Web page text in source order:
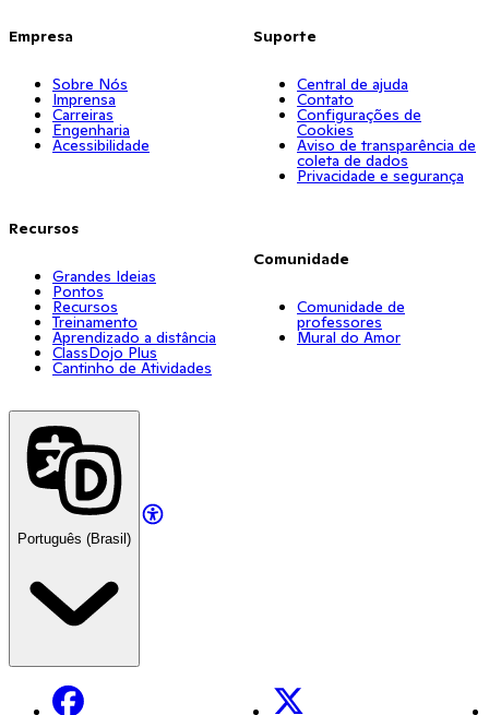
Empresa
Sobre Nós
Imprensa
Carreiras
Engenharia
Acessibilidade
Recursos
Grandes Ideias
Pontos
Recursos
Treinamento
Aprendizado a distância
ClassDojo Plus
Cantinho de Atividades
Suporte
Central de ajuda
Contato
Configurações de
Cookies
Aviso de transparência de
coleta de dados
Privacidade e segurança
Comunidade
Comunidade de
professores
Mural do Amor
Português (Brasil)
Facebook X